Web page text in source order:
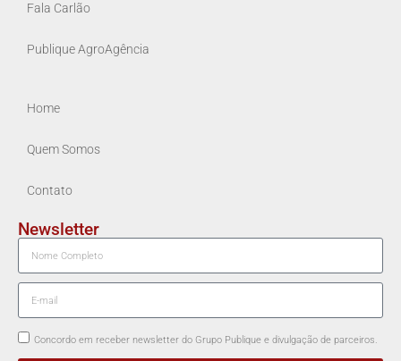
Fala Carlão
Publique AgroAgência
Home
Quem Somos
Contato
Newsletter
Concordo em receber newsletter do Grupo Publique e divulgação de parceiros.